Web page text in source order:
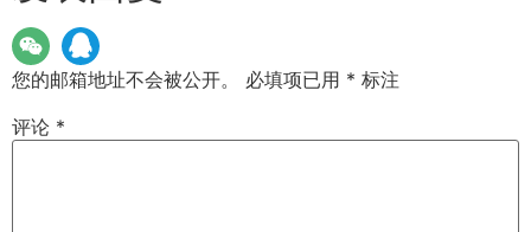
您的邮箱地址不会被公开。 必填项已用 * 标注
评论 *